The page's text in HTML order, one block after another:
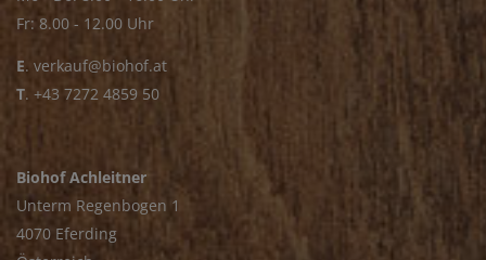
Fr: 8.00 - 12.00 Uhr
E. verkauf@biohof.at
T. +43 7272 4859 50
Biohof Achleitner
Unterm Regenbogen 1
4070 Eferding